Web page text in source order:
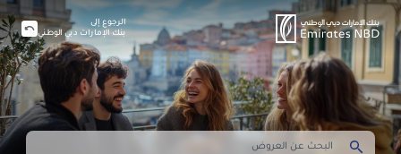
الرجوع إلى
بنك الإمارات دبي الوطني